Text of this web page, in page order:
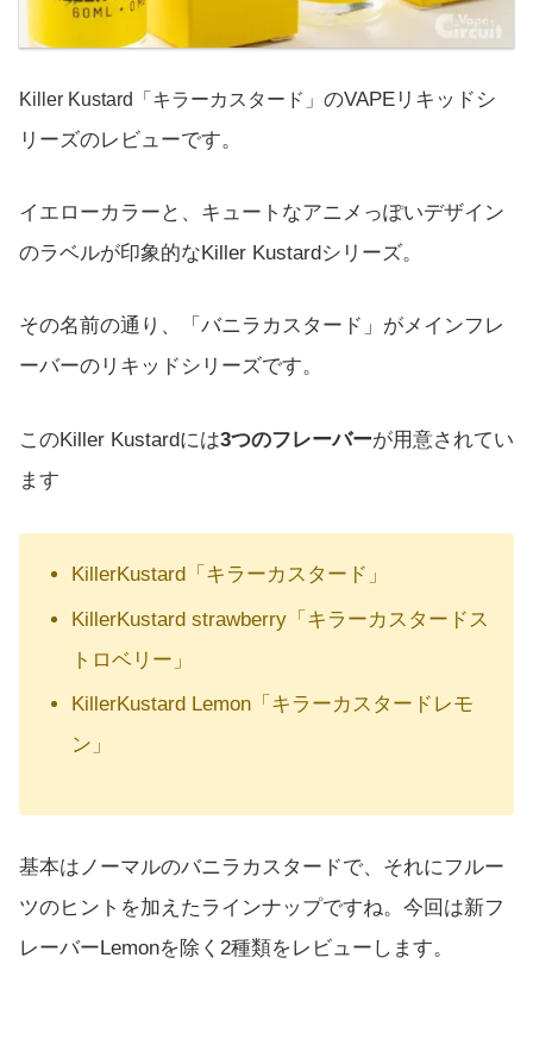
Killer Kustard「キラーカスタード」 のVAPEリキッドシ
リーズのレビューです。
イエローカラーと、キュートなアニメっぽいデザイン
のラベルが印象的なKiller Kustardシリーズ。
その名前の通り、「バニラカスタード」がメインフレ
ーバーのリキッドシリーズです。
このKiller Kustardには3つのフレーバーが用意されてい
ます
KillerKustard「キラーカスタード」
KillerKustard strawberry「キラーカスタードス
トロベリー」
KillerKustard Lemon「キラーカスタードレモ
ン」
基本はノーマルのバニラカスタードで、それにフルー
ツのヒントを加えたラインナップですね。今回は新フ
レーバーLemonを除く2種類をレビューします。